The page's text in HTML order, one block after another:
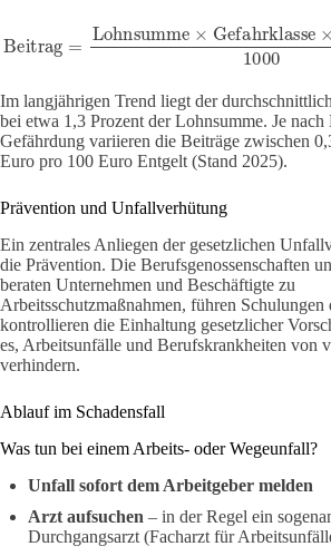
Lohnsumme×Gefahrklasse×
Im langjährigen Trend liegt der
bei etwa 1,3 Prozent der Lohnsumme. Je nach
Gefährdung variieren die Beiträge zwischen
Euro pro 100 Euro Entgelt (Stand 2025).
Prävention und Unfallverhütung
Ein zentrales Anliegen der gesetzlichen
die Prävention. Die Berufsgenossenschaften
beraten Unternehmen und Beschäftigte zu
Arbeitsschutzmaßnahmen, führen Schulungen
kontrollieren die Einhaltung gesetzlicher
es, Arbeitsunfälle und Berufskrankheiten von
verhindern.
Ablauf im Schadensfall
Was tun bei einem Arbeits- oder Wegeunfall?
Unfall sofort dem Arbeitgeber melden
Arzt aufsuchen – in der Regel ein
Durchgangsarzt (Facharzt für